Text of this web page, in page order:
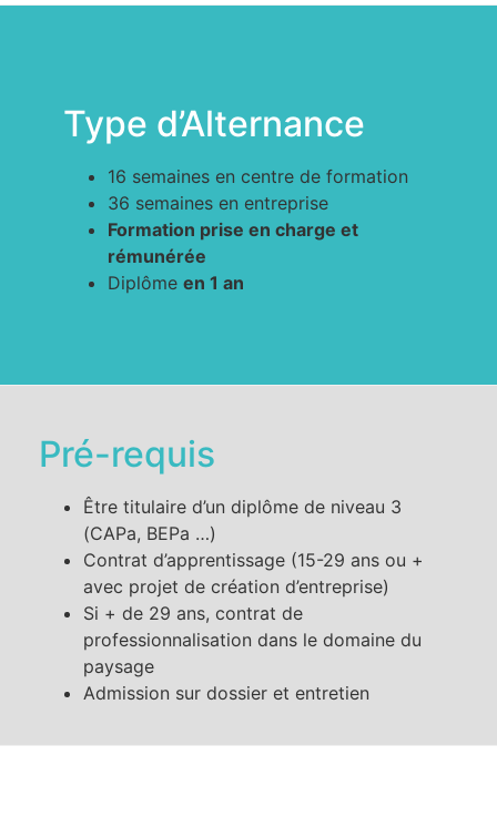
Type d’Alternance
16 semaines en centre de formation
36 semaines en entreprise
Formation prise en charge et
rémunérée
Diplômeen 1 an
Pré-requis
Être titulaire d’un diplôme de niveau 3
(CAPa, BEPa …)
Contrat d’apprentissage (15-29 ans ou +
avec projet de création d’entreprise)
Si + de 29 ans, contrat de
professionnalisation dans le domaine du
paysage
Admission sur dossier et entretien